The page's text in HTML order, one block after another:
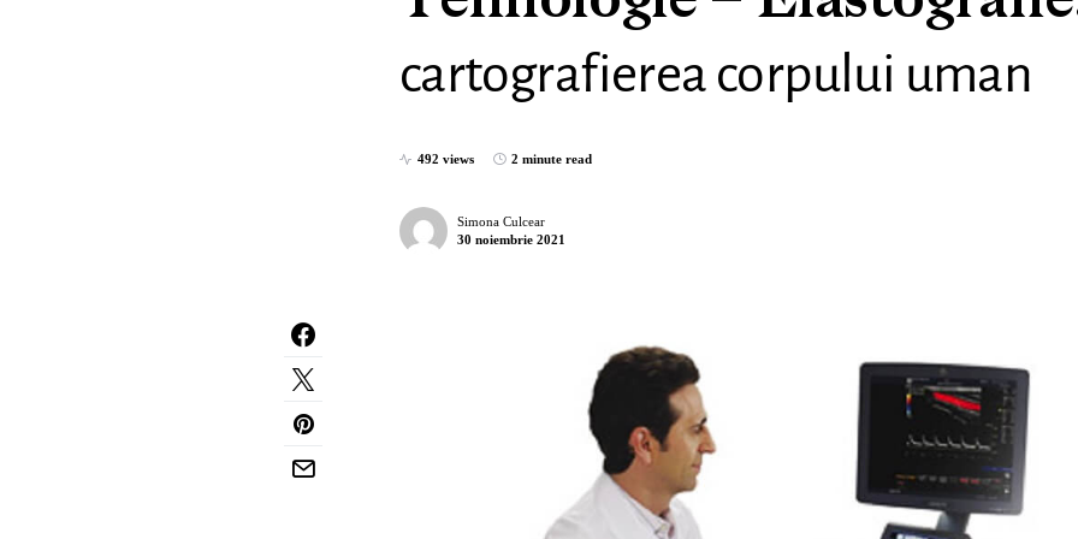
cartografierea corpului uman
492 views 2 minute read
Simona Culcear
30 noiembrie 2021